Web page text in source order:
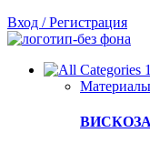
Вход / Регистрация
ВИСКОЗА